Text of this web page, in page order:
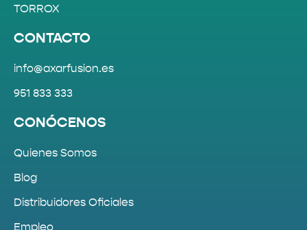
TORROX
CONTACTO
info@axarfusion.es
951 833 333
CONÓCENOS
Quienes Somos
Blog
Distribuidores Oficiales
Empleo